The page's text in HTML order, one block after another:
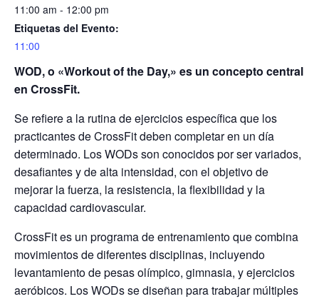
11:00 am - 12:00 pm
Etiquetas del Evento:
11:00
WOD, o «Workout of the Day,» es un concepto central
en CrossFit.
Se refiere a la rutina de ejercicios específica que los
practicantes de CrossFit deben completar en un día
determinado. Los WODs son conocidos por ser variados,
desafiantes y de alta intensidad, con el objetivo de
mejorar la fuerza, la resistencia, la flexibilidad y la
capacidad cardiovascular.
CrossFit es un programa de entrenamiento que combina
movimientos de diferentes disciplinas, incluyendo
levantamiento de pesas olímpico, gimnasia, y ejercicios
aeróbicos. Los WODs se diseñan para trabajar múltiples